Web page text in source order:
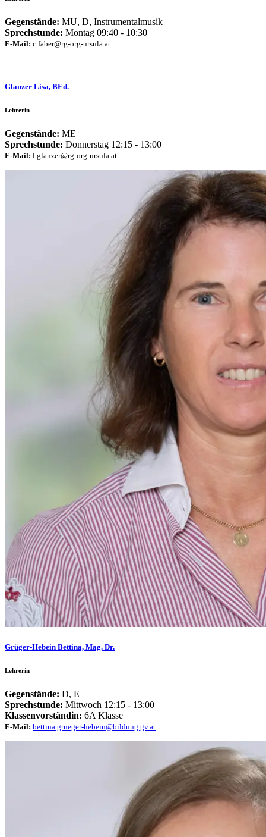
Gegenstände: MU, D, Instrumentalmusik
Sprechstunde: Montag 09:40 - 10:30
E-Mail: c.faber@rg-org-ursula.at
Glanzer Lisa, BEd.
Lehrerin
Gegenstände: ME
Sprechstunde: Donnerstag 12:15 - 13:00
E-Mail: l.glanzer@rg-org-ursula.at
Grüger-Hebein Bettina, Mag. Dr.
Lehrerin
Gegenstände: D, E
Sprechstunde: Mittwoch 12:15 - 13:00
Klassenvorständin: 6A Klasse
E-Mail: bettina.grueger-hebein@bildung.gv.at